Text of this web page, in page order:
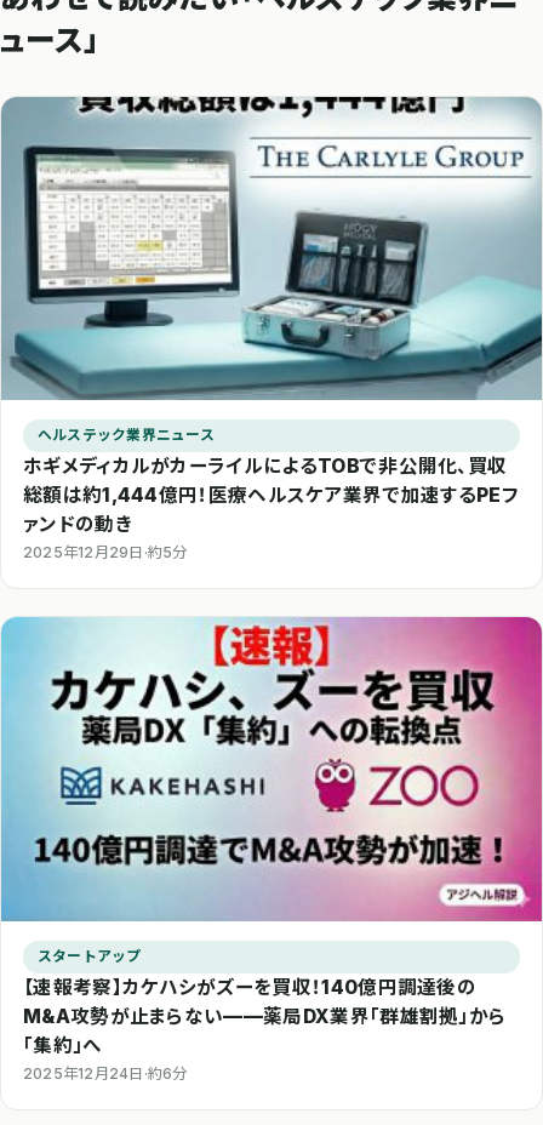
ュース」
ヘルステック業界ニュース
ホギメディカルがカーライルによるTOBで非公開化、買収
総額は約1,444億円！医療ヘルスケア業界で加速するPEフ
ァンドの動き
2025年12月29日 ·約5分
スタートアップ
【速報考察】カケハシがズーを買収！140億円調達後の
M&A攻勢が止まらない——薬局DX業界「群雄割拠」から
「集約」へ
2025年12月24日 ·約6分